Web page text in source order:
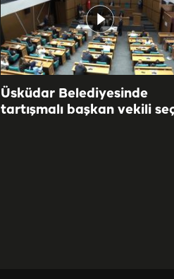
Üsküdar Belediyesinde
tartışmalı başkan vekili